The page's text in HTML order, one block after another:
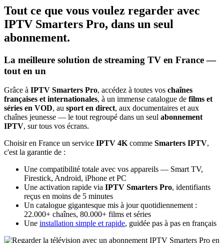
Tout ce que vous voulez regarder avec
IPTV Smarters Pro, dans un seul
abonnement.
La meilleure solution de streaming TV en France —
tout en un
Grâce à IPTV Smarters Pro, accédez à toutes vos chaînes
françaises et internationales, à un immense catalogue de films et
séries en VOD, au sport en direct, aux documentaires et aux
chaînes jeunesse — le tout regroupé dans un seul abonnement
IPTV, sur tous vos écrans.
Choisir en France un service IPTV 4K comme Smarters IPTV,
c'est la garantie de :
Une compatibilité totale avec vos appareils — Smart TV,
Firestick, Android, iPhone et PC
Une activation rapide via IPTV Smarters Pro, identifiants
reçus en moins de 5 minutes
Un catalogue gigantesque mis à jour quotidiennement :
22.000+ chaînes, 80.000+ films et séries
Une installation simple et rapide, guidée pas à pas en français